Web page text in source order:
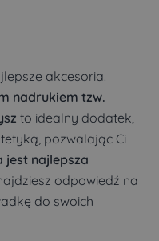
akcesoria.
nadrukiem tzw.
to idealny dodatek,
pozwalając Ci
jest najlepsza
odpowiedź na
do swoich